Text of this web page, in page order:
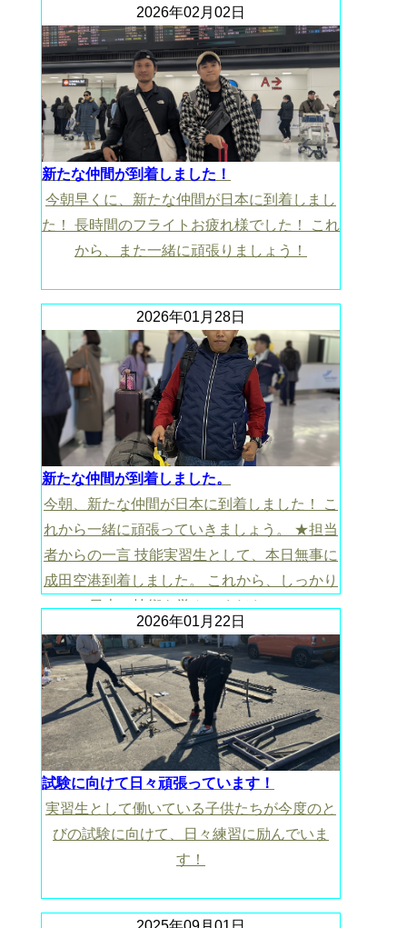
2026年02月02日
新たな仲間が到着しました！
今朝早くに、新たな仲間が日本に到着しまし
た！ 長時間のフライトお疲れ様でした！ これ
から、また一緒に頑張りましょう！
2026年01月28日
新たな仲間が到着しました。
今朝、新たな仲間が日本に到着しました！ こ
れから一緒に頑張っていきましょう。 ★担当
者からの一言 技能実習生として、本日無事に
成田空港到着しました。 これから、しっかり
日本の技術を学んでください。
2026年01月22日
試験に向けて日々頑張っています！
実習生として働いている子供たちが今度のと
びの試験に向けて、日々練習に励んでいま
す！